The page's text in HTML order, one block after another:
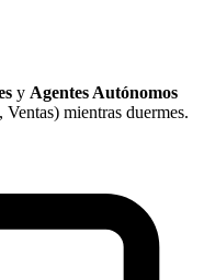
y Agentes Autónomos
mientras duermes.